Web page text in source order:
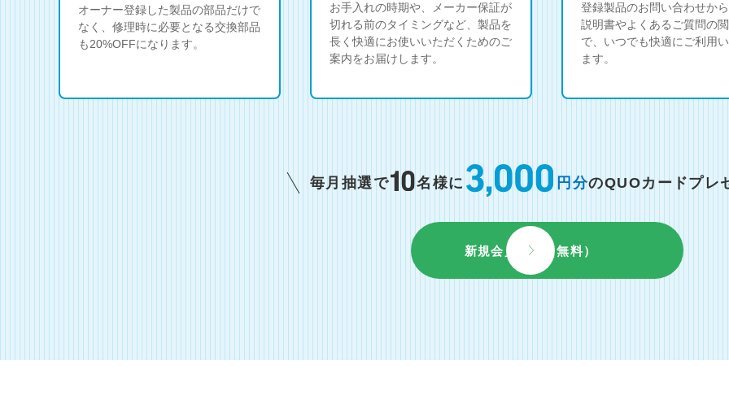
オーナー登録した製品の部品だけで
なく、修理時に必要となる交換部品
も20%OFFになります。
お手入れの時期や、メーカー保証が
切れる前のタイミングなど、製品を
長く快適にお使いいただくためのご
案内をお届けします。
登録製品のお問い合わせか
説明書やよくあるご質問の
で、いつでも快適にご利用
ます。
毎月抽選で 名様に 円分のQUOカードプレ
新規会員登録（無料）